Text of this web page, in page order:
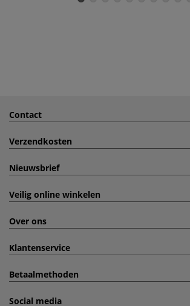
Contact
Verzendkosten
Nieuwsbrief
Veilig online winkelen
Over ons
Klantenservice
Betaalmethoden
Social media